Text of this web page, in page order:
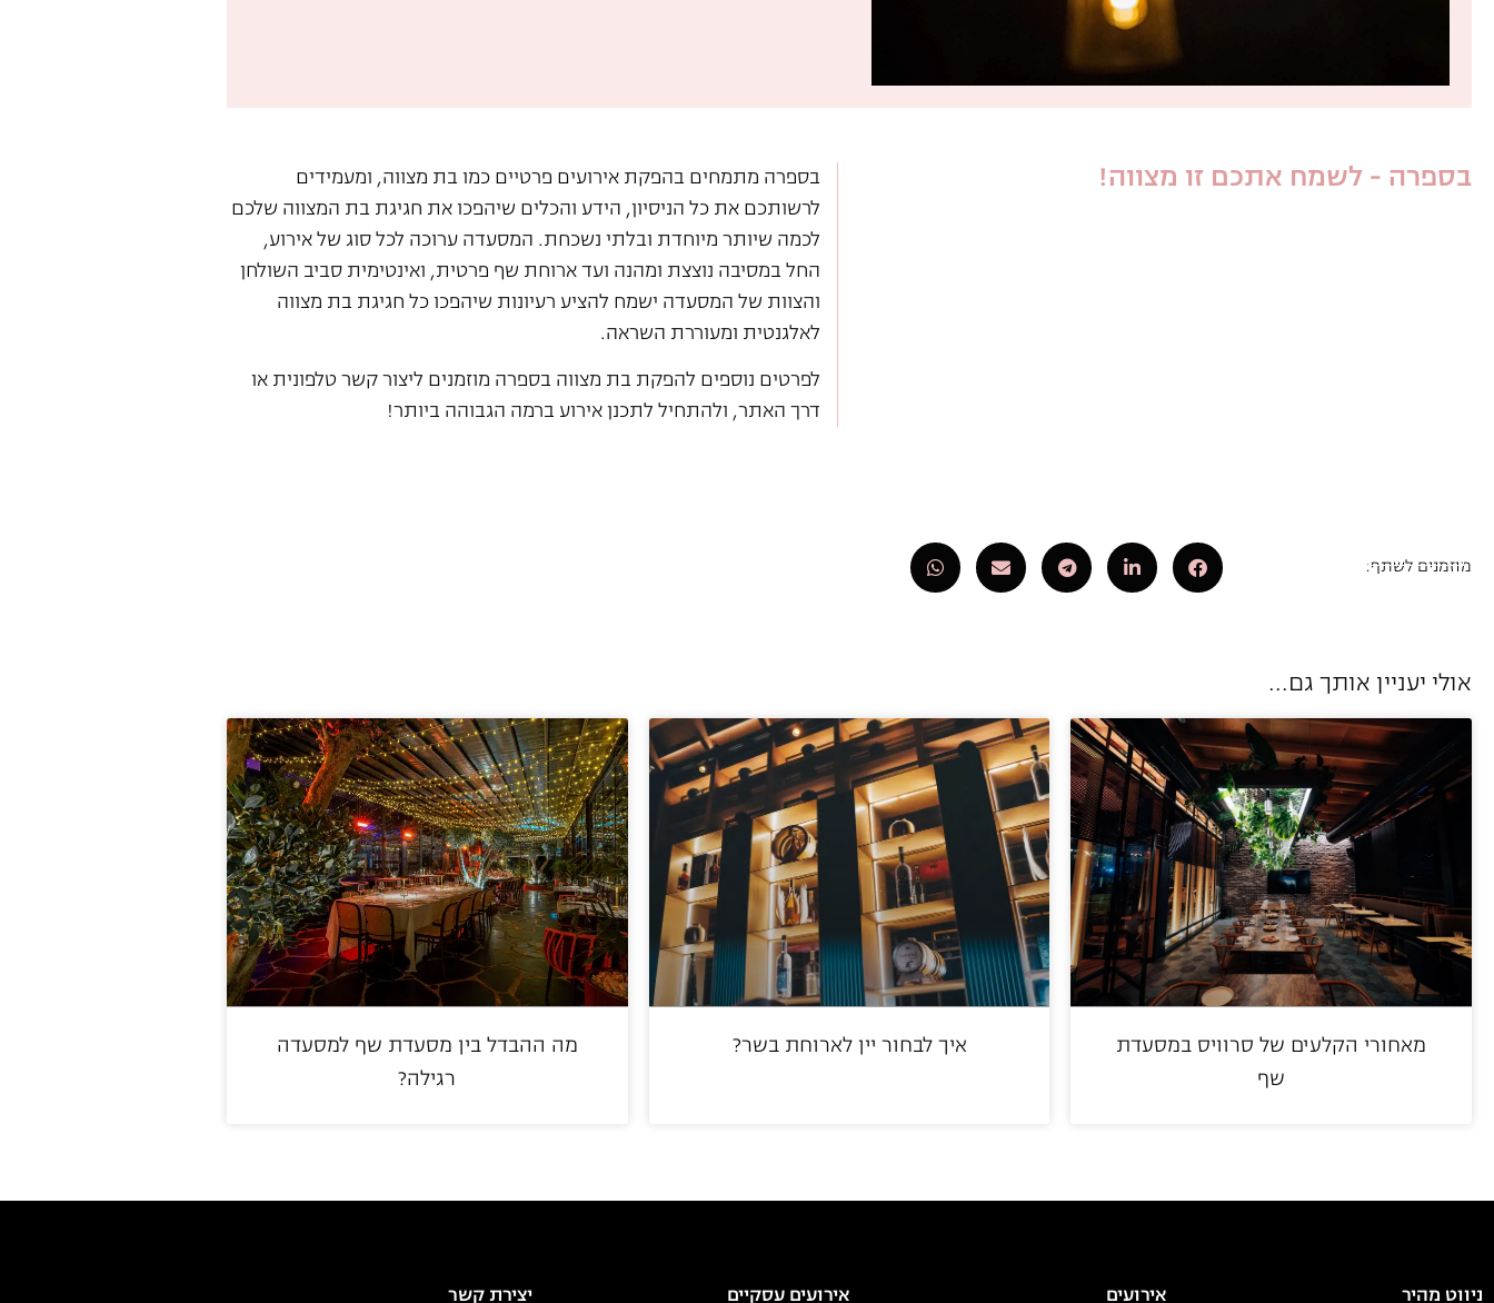
בספרה - לשמח אתכם זו מצווה!
בספרה מתמחים בהפקת אירועים פרטיים כמו בת מצווה, ומעמידים
לרשותכם את כל הניסיון, הידע והכלים שיהפכו את חגיגת בת המצווה שלכם
לכמה שיותר מיוחדת ובלתי נשכחת. המסעדה ערוכה לכל סוג של אירוע,
החל במסיבה נוצצת ומהנה ועד ארוחת שף פרטית, ואינטימית סביב השולחן
והצוות של המסעדה ישמח להציע רעיונות שיהפכו כל חגיגת בת מצווה
לאלגנטית ומעוררת השראה.
לפרטים נוספים להפקת בת מצווה בספרה מוזמנים ליצור קשר טלפונית או
דרך האתר, ולהתחיל לתכנן אירוע ברמה הגבוהה ביותר!
מוזמנים לשתף:
אולי יעניין אותך גם...
מאחורי הקלעים של סרוויס במסעדת
שף
איך לבחור יין לארוחת בשר?
מה ההבדל בין מסעדת שף למסעדה
רגילה?
ניווט מהיר אירועים אירועים עסקיים יצירת קשר